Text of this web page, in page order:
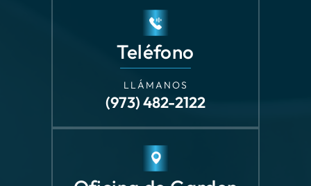
LLÁMANOS
(973) 482-2122
Oficina de Garden
City
1461 Franklin Ave,